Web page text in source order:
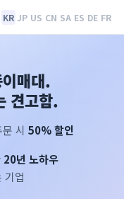
KR JP US CN SA ES DE FR
매대.
견고함.
시 50% 할인
20년 노하우
기업